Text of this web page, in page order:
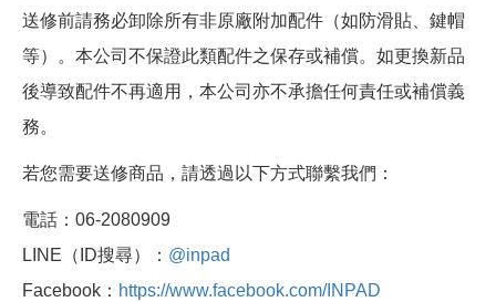
送修前請務必卸除所有非原廠附加配件（如防滑貼、鍵帽
等）。本公司不保證此類配件之保存或補償。如更換新品
後導致配件不再適用，本公司亦不承擔任何責任或補償義
務。
若您需要送修商品，請透過以下方式聯繫我們：
電話：06-2080909
LINE（ID搜尋）： @inpad
Facebook： https://www.facebook.com/INPAD